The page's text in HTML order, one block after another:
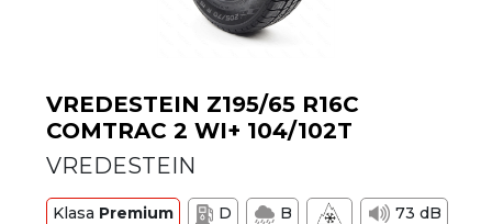
VREDESTEIN Z195/65 R16C
COMTRAC 2 WI+ 104/102T
VREDESTEIN
Klasa Premium D B
73 dB